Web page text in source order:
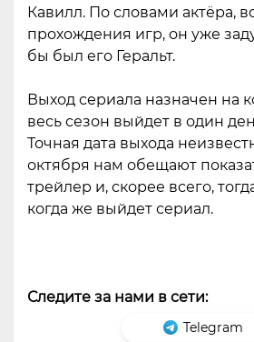
Кавилл. По словами актёра,
прохождения игр, он уже
бы был его Геральт.
Выход сериала назначен на
весь сезон выйдет в один
Точная дата выхода
октября нам обещают
трейлер и, скорее всего,
когда же выйдет сериал.
Следите за нами в сети:
Telegram